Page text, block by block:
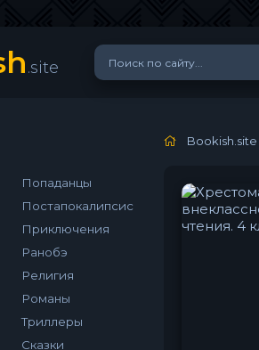
.site
Попаданцы
Постапокалипсис
Приключения
Ранобэ
Религия
Романы
Триллеры
Сказки
Bookish.site